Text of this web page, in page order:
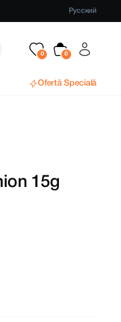
Русский
Ofertă Specială
15g